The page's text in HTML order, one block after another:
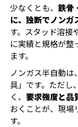
少なくとも、 鉄骨
に、独断でノンガ
す。スタッド溶接
に実績と規格が整
ます。
ノンガス半自動
具」です。ただし
く、 要求強度と品
おくことが、現場
す。